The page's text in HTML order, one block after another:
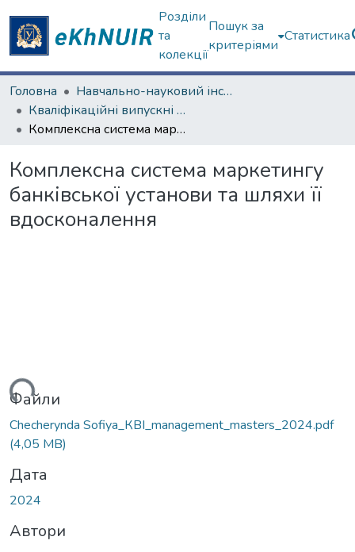
Розділи
та
колекції
Пошук за
критеріями
Статистика
Головна
Навчально-науковий інститут "Каразінський банківський інститут"
Кваліфікаційні випускні роботи магістрів. ННІ "Каразінський банківський інститут"
Комплексна система маркетингу банківської установи та шляхи її вдосконалення
Комплексна система маркетингу
банківської установи та шляхи її
вдосконалення
Файли
Checherynda Sofiya_КВІ_management_masters_2024.pdf
(4,05 MB)
Дата
2024
Автори